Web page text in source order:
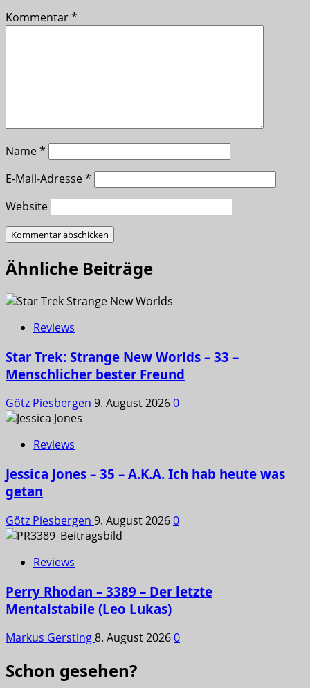
Kommentar*
Name*
E-Mail-Adresse*
Website
Ähnliche Beiträge
Reviews
Star Trek: Strange New Worlds – 33 –
Menschlicher bester Freund
Götz Piesbergen 9. August 20260
Reviews
Jessica Jones – 35 – A.K.A. Ich hab heute was
getan
Götz Piesbergen 9. August 20260
Reviews
Perry Rhodan – 3389 – Der letzte
Mentalstabile (Leo Lukas)
Markus Gersting8. August 20260
Schon gesehen?